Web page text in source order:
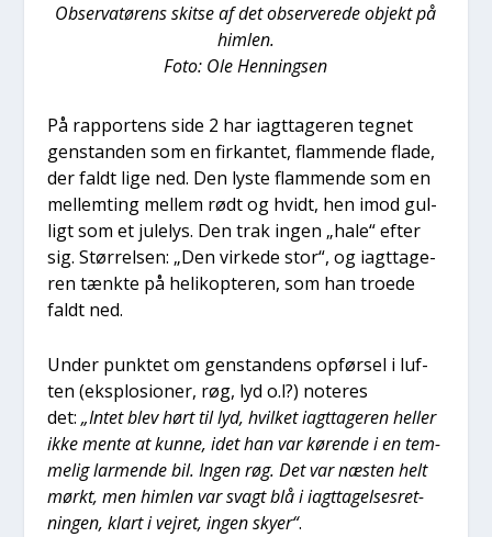
Obser­va­tø­rens skit­se af det obser­ve­re­de objekt på
him­len.
Foto: Ole Hen­nings­en
På rap­por­tens side 2 har iagt­ta­ge­ren teg­net
gen­stan­den som en fir­kan­tet, flam­men­de fla­de,
der faldt lige ned. Den lyste flam­men­de som en
mel­lem­ting mel­lem rødt og hvidt, hen imod gul­
ligt som et jule­lys. Den trak ingen „hale“ efter
sig. Stør­rel­sen: „Den vir­ke­de stor“, og iagt­ta­ge­
ren tænk­te på heli­kop­te­ren, som han tro­e­de
faldt ned.
Under punk­tet om gen­stan­dens opfør­sel i luf­
ten (eks­plo­sio­ner, røg, lyd o.l?) note­res
det: „Intet blev hørt til lyd, hvil­ket iagt­ta­ge­ren hel­ler
ikke men­te at kun­ne, idet han var køren­de i en tem­
me­lig lar­men­de bil. Ingen røg. Det var næsten helt
mørkt, men him­len var svagt blå i iagt­ta­gel­ses­ret­
nin­gen, klart i vej­ret, ingen sky­er“.